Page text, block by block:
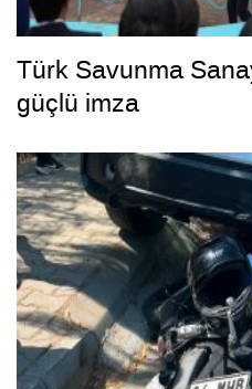
Türk Savunma
güçlü imza